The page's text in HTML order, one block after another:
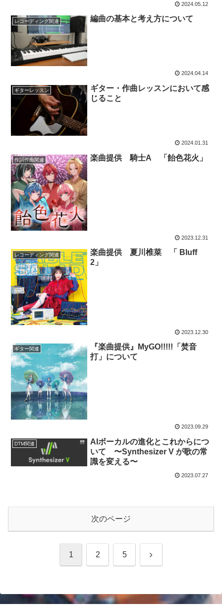
2024.05.12
レコーディング関連 編曲の基本と考え方について
2024.04.14
ギターレッスン
ギター・作曲レッスンにおいて感
じること
2024.01.31
作詞作曲関連 楽曲提供 騎士A 「飴色花火」
2023.12.31
レコーディング関連
楽曲提供 夏川椎菜 「 Bluff
2」
2023.12.30
ギター関連
『楽曲提供』MyGO!!!!!「焚音
打」について
2023.09.29
DTM関連
AIボーカルの進化とこれからにつ
いて 〜Synthesizer V が歌の常
識を変える〜
2023.07.27
次のページ
1 2 5 次